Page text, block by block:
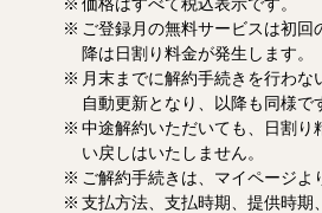
価格はすべて税込表示です。
ご登録月の無料サービスは初回
降は日割り料金が発生します。
月末までに解約手続きを行わな
自動更新となり、以降も同様で
中途解約いただいても、日割り
い戻しはいたしません。
ご解約手続きは、マイページよ
支払方法、支払時期、提供時期